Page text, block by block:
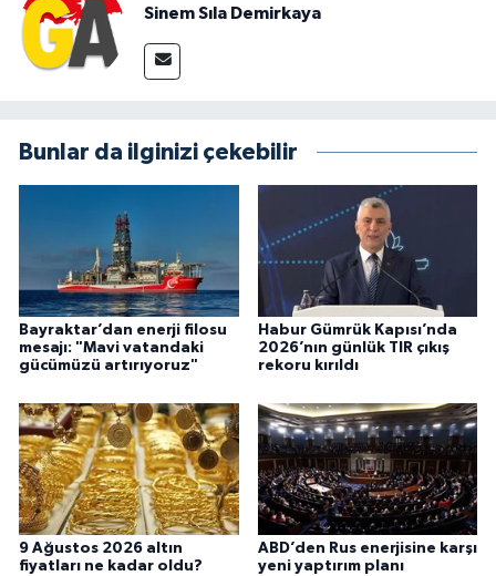
Sinem Sıla Demirkaya
Bunlar da ilginizi çekebilir
Bayraktar’dan enerji filosu
mesajı: "Mavi vatandaki
gücümüzü artırıyoruz"
Habur Gümrük Kapısı’nda
2026’nın günlük TIR çıkış
rekoru kırıldı
9 Ağustos 2026 altın
fiyatları ne kadar oldu?
ABD’den Rus enerjisine karşı
yeni yaptırım planı